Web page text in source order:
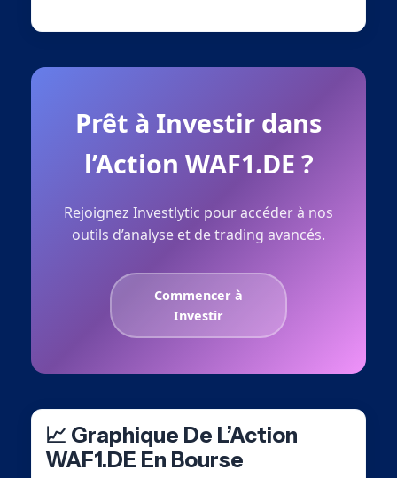
Prêt à Investir dans
l’Action WAF1.DE ?
Rejoignez Investlytic pour accéder à nos
outils d’analyse et de trading avancés.
Commencer à
Investir
📈 Graphique De L’Action
WAF1.DE En Bourse